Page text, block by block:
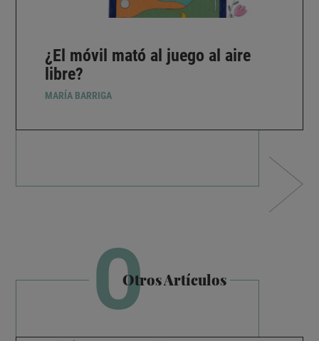
¿El móvil mató al juego al aire
libre?
MARÍA BARRIGA
OOtros Artículos